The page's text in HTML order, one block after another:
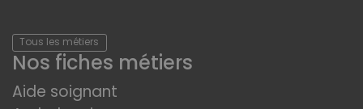
Tous les métiers
Nos fiches métiers
Aide soignant